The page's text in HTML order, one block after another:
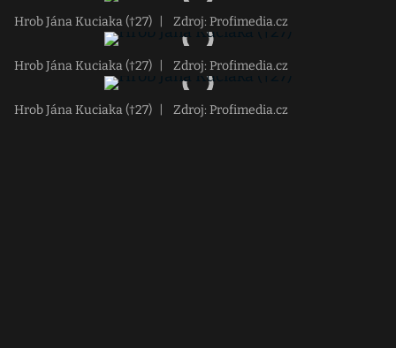
Hrob Jána Kuciaka (†27) Zdroj: Profimedia.cz
Hrob Jána Kuciaka (†27) Zdroj: Profimedia.cz
Hrob Jána Kuciaka (†27) Zdroj: Profimedia.cz